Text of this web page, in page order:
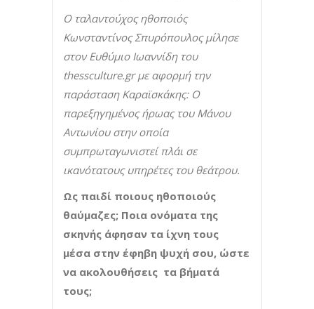
Ο ταλαντούχος ηθοποιός
Κωνσταντίνος Σπυρόπουλος μίλησε
στον Ευθύμιο Ιωαννίδη του
thessculture.grμε αφορμή την
παράσταση Καραϊσκάκης: O
παρεξηγημένος ήρωας του Μάνου
Αντωνίου στην οποία
συμπρωταγωνιστεί πλάι σε
ικανότατους υπηρέτες του θεάτρου.
Ως παιδί ποιους ηθοποιούς
θαύμαζες; Ποια ονόματα της
σκηνής άφησαν τα ίχνη τους
μέσα στην έφηβη ψυχή σου, ώστε
να ακολουθήσεις τα βήματά
τους;